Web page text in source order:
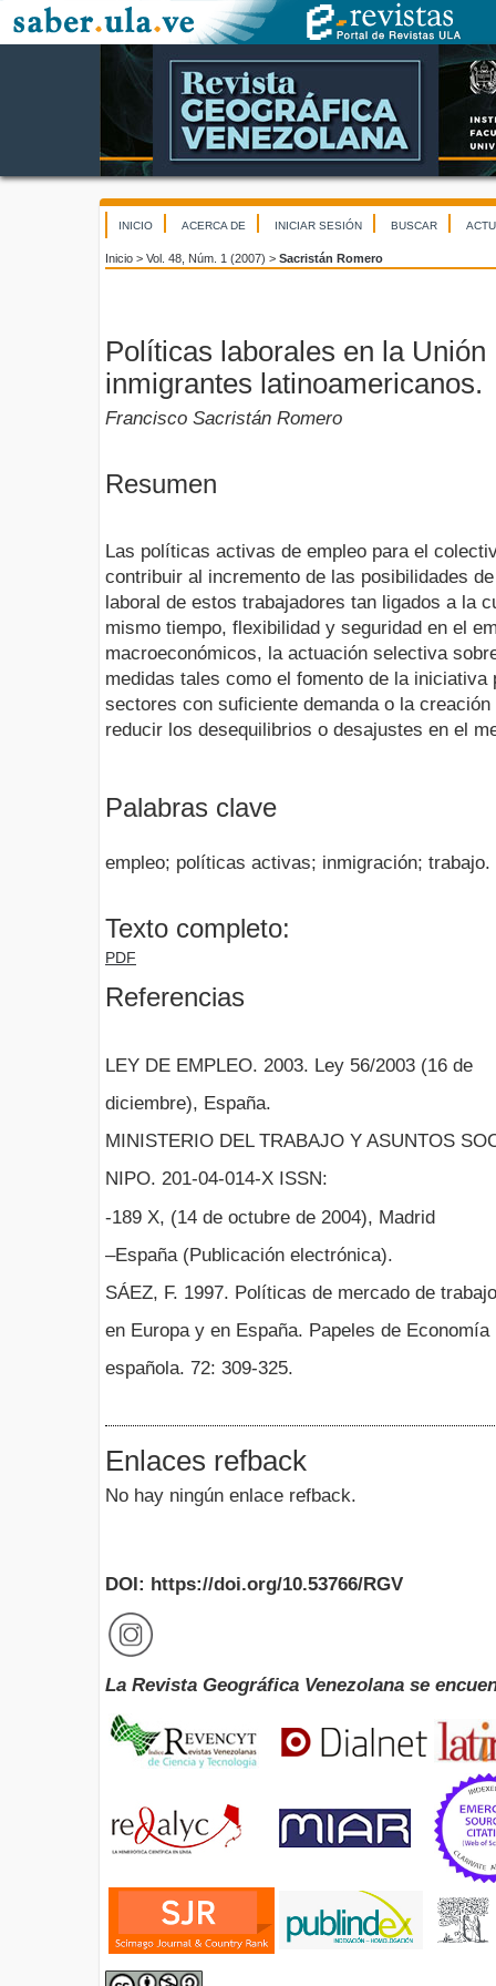
INICIO ACERCA DE INICIAR SESIÓN BUSCAR
Inicio > Vol. 48, Núm. 1 (2007) > Sacristán Romero
Políticas laborales en la
inmigrantes latinoamericanos.
Francisco Sacristán Romero
Resumen
Las políticas activas de empleo para el
contribuir al incremento de las posibilidades
laboral de estos trabajadores tan ligados a la
mismo tiempo, flexibilidad y seguridad en el
macroeconómicos, la actuación selectiva
medidas tales como el fomento de la
sectores con suficiente demanda o la
reducir los desequilibrios o desajustes en el
Palabras clave
empleo; políticas activas; inmigración; trabajo.
Texto completo:
PDF
Referencias
LEY DE EMPLEO. 2003. Ley 56/2003 (16 de
diciembre), España.
MINISTERIO DEL TRABAJO Y ASUNTOS
NIPO. 201-04-014-X ISSN:
-189 X, (14 de octubre de 2004), Madrid
–España (Publicación electrónica).
SÁEZ, F. 1997. Políticas de mercado de trabajo
en Europa y en España. Papeles de Economía
española. 72: 309-325.
Enlaces refback
No hay ningún enlace refback.
DOI: https://doi.org/10.53766/RGV
La Revista Geográfica Venezolana se